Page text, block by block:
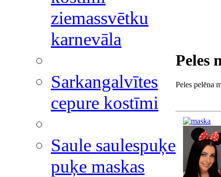
ziemassvētku
karnevāla
Sarkangalvītes
cepure kostīmi
Saule saulespuķe
puķe maskas
Peles
Peles pelēna